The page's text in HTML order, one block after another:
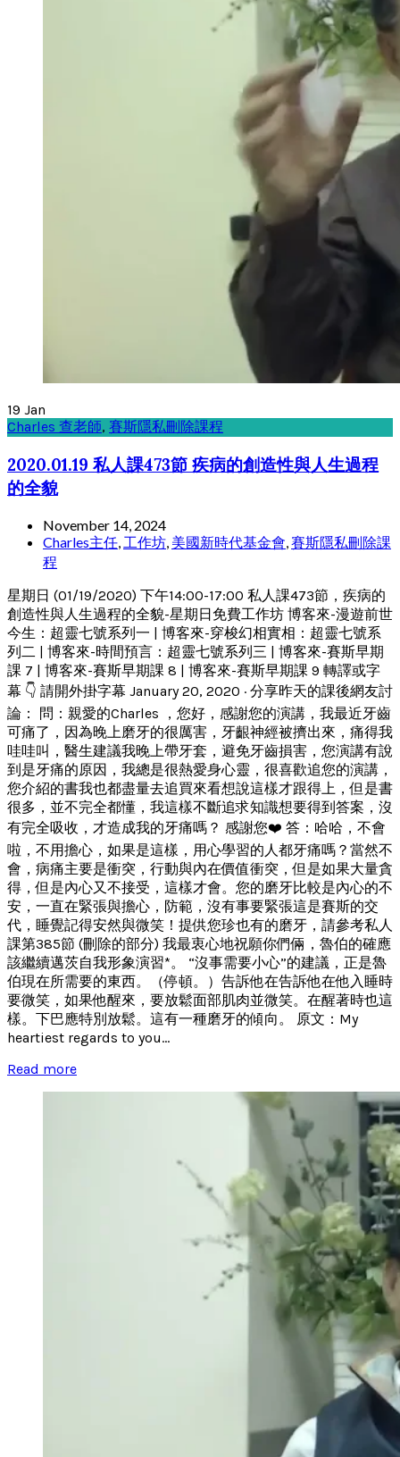
19 Jan
Charles 查老師, 賽斯隱私刪除課程
2020.01.19 私人課473節 疾病的創造性與人生過程
的全貌
November 14, 2024
Charles主任, 工作坊, 美國新時代基金會,賽斯隱私刪除課
程
星期日 (01/19/2020) 下午14:00-17:00 私人課473節，疾病的
創造性與人生過程的全貌-星期日免費工作坊 博客來-漫遊前世
今生：超靈七號系列一 | 博客來-穿梭幻相實相：超靈七號系
列二 | 博客來-時間預言：超靈七號系列三 | 博客來-賽斯早期
課 7 | 博客來-賽斯早期課 8 | 博客來-賽斯早期課 9 轉譯或字
幕 👇 請開外掛字幕 January 20, 2020 · 分享昨天的課後網友討
論： 問：親愛的Charles ，您好，感謝您的演講，我最近牙齒
可痛了，因為晚上磨牙的很厲害，牙齦神經被擠出來，痛得我
哇哇叫，醫生建議我晚上帶牙套，避免牙齒損害，您演講有說
到是牙痛的原因，我總是很熱愛身心靈，很喜歡追您的演講，
您介紹的書我也都盡量去追買來看想說這樣才跟得上，但是書
很多，並不完全都懂，我這樣不斷追求知識想要得到答案，沒
有完全吸收，才造成我的牙痛嗎？ 感謝您❤️ 答：哈哈，不會
啦，不用擔心，如果是這樣，用心學習的人都牙痛嗎？當然不
會，病痛主要是衝突，行動與內在價值衝突，但是如果大量貪
得，但是內心又不接受，這樣才會。您的磨牙比較是內心的不
安，一直在緊張與擔心，防範，沒有事要緊張這是賽斯的交
代，睡覺記得安然與微笑！提供您珍也有的磨牙，請參考私人
課第385節 (刪除的部分) 我最衷心地祝願你們倆，魯伯的確應
該繼續邁茨自我形象演習*。 “沒事需要小心”的建議，正是魯
伯現在所需要的東西。（停頓。）告訴他在告訴他在他入睡時
要微笑，如果他醒來，要放鬆面部肌肉並微笑。在醒著時也這
樣。下巴應特別放鬆。這有一種磨牙的傾向。 原文：My
heartiest regards to you...
Read more